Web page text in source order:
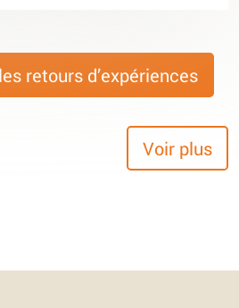
retours d’expériences
Voir plus